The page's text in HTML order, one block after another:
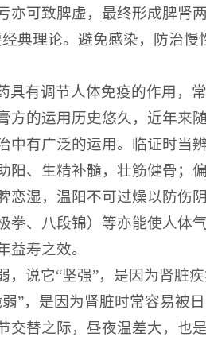
亦可致脾虚，最终形成脾肾
典理论。避免感染，防治慢
具有调节人体免疫的作用，
方的运用历史悠久，近年来
中有广泛的运用。临证时当
阳、生精补髓，壮筋健骨；
恋湿，温阳不可过燥以防伤
拳、八段锦）等亦能使人体
益寿之效。
说它“坚强”，是因为肾脏
”，是因为肾脏时常容易被
交替之际，昼夜温差大，也